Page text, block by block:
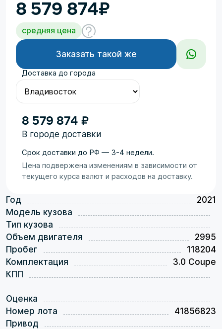
Год
2021
Модель кузова
Тип кузова
Объем двигателя
2995
Пробег
118204
Комплектация
3.0 Coupe
КПП
Оценка
Номер лота
41856823
Привод
8 579 874₽
средняя цена
Заказать такой же
Доставка до города
8 579 874 ₽
В городе доставки
Срок доставки до РФ — 3-4 недели.
Цена подвержена изменениям в зависимости от
текущего курса валют и расходов на доставку.